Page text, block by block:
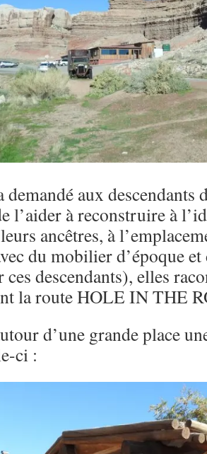
aux descendants
l’aider à reconstruire à
ancêtres, à
du mobilier d’époque
ces descendants), elles
la route HOLE IN THE
d’une grande place
ci :